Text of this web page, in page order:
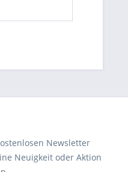
Newsletter
Neuigkeit oder Aktion